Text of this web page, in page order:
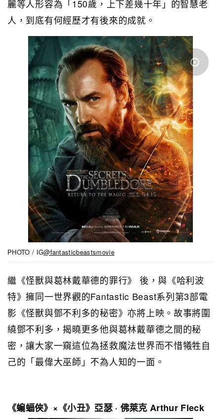
麗等人形容為「150歲，上下差幾十年」的智慧老
人，到底有何經歷才有後來的成就。
PHOTO / IG@fantasticbeastsmovie
繼《怪獸與葛林戴華德的罪行》 後，與《哈利波
特》擁同一世界觀的Fantastic Beast系列第3部電
影《怪獸與鄧不利多的秘密》亦將上映。故事將圍
繞鄧不利多，揭曉更多他與葛林戴華德之間的秘
密，讓大家一窺這位為拯救魔法世界而不惜犧牲自
己的「最偉大巫師」不為人知的一面。
《蝙蝠俠》×《小丑》亞瑟 · 佛萊克 Arthur Fleck